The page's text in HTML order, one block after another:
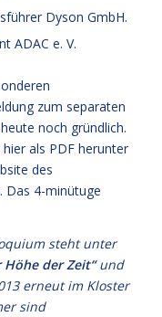
Dyson GmbH.
ADAC e. V.
zum separaten
noch gründlich.
als PDF herunter
des
. Das 4-minütuge
steht unter
Höhe der Zeit“und
erneut im Kloster
sind